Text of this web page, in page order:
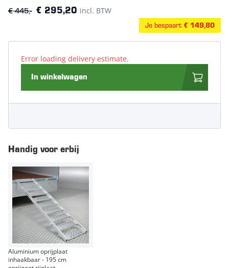
€ 445,- € 295,20 incl. BTW
Je bespaart € 149,80
Error loading delivery estimate.
In winkelwagen
Handig voor erbij
Aluminium oprijplaat
inhaakbaar - 195 cm